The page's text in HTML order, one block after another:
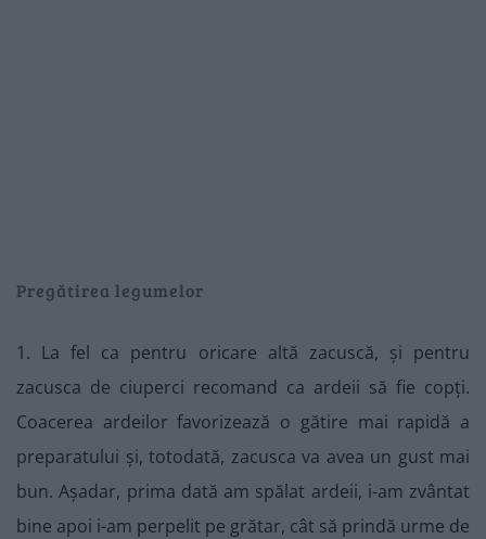
Pregătirea legumelor
1. La fel ca pentru oricare altă zacuscă, și pentru
zacusca de ciuperci recomand ca ardeii să fie copți.
Coacerea ardeilor favorizează o gătire mai rapidă a
preparatului și, totodată, zacusca va avea un gust mai
bun. Așadar, prima dată am spălat ardeii, i-am zvântat
bine apoi i-am perpelit pe grătar, cât să prindă urme de